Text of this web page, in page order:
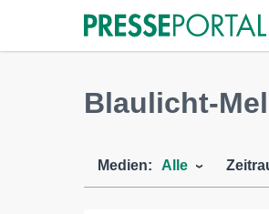
Blaulicht-
Medien: Alle